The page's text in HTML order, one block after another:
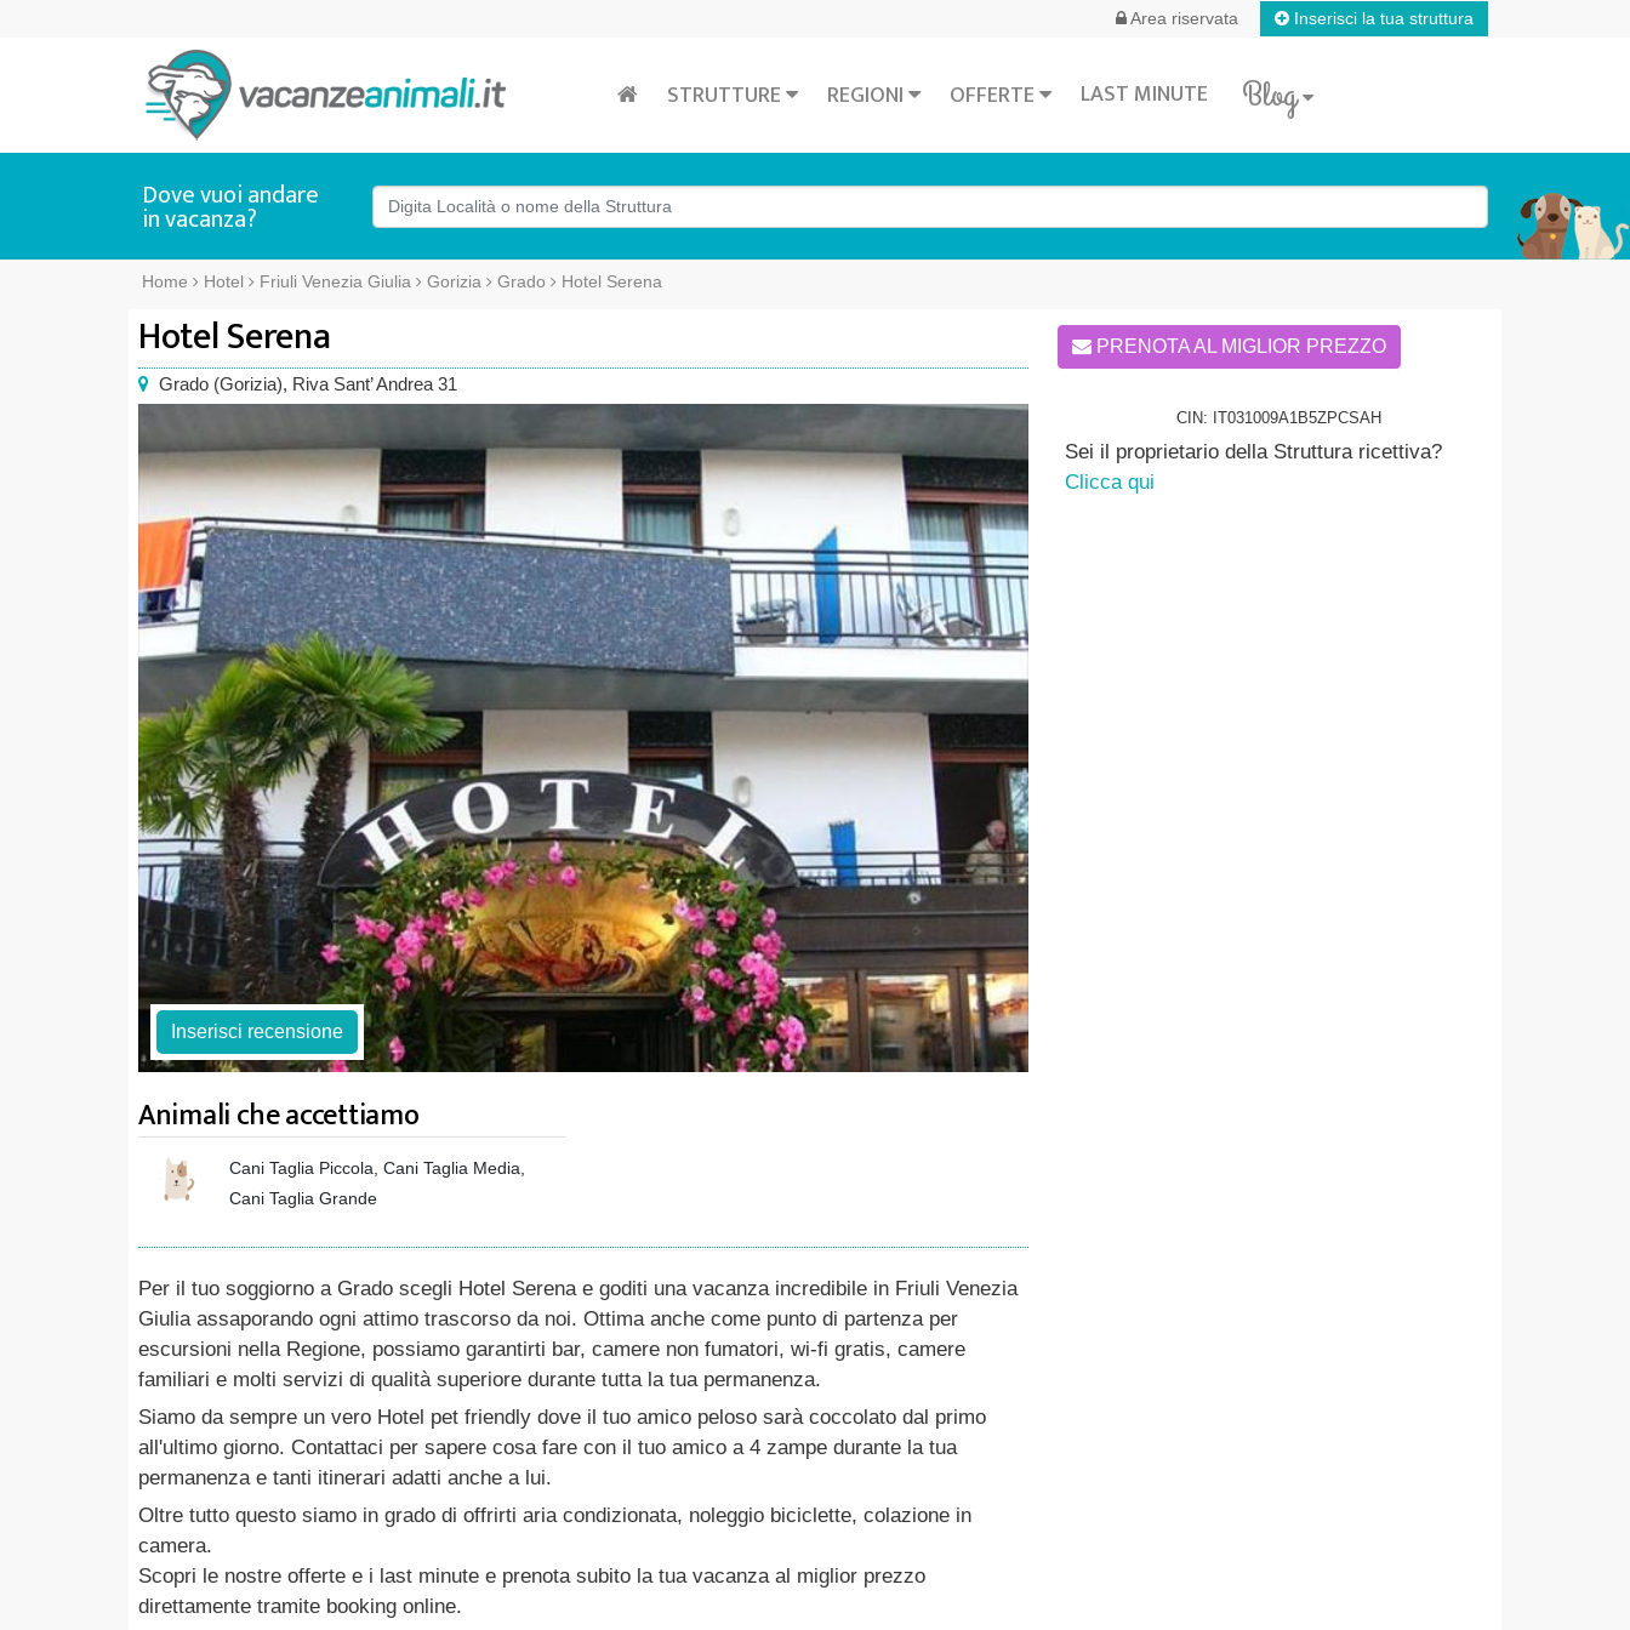
Area riservata Inserisci la tua struttura
STRUTTURE REGIONI OFFERTE LAST MINUTE Blog
Dove vuoi andare
in vacanza?
Home Hotel Friuli Venezia Giulia Gorizia Grado Hotel Serena
Hotel Serena
Grado (Gorizia), Riva Sant’ Andrea 31
Inserisci recensione
Animali che accettiamo
Cani Taglia Piccola, Cani Taglia Media,
Cani Taglia Grande
Per il tuo soggiorno a Grado scegli Hotel Serena e goditi una vacanza incredibile in Friuli Venezia
Giulia assaporando ogni attimo trascorso da noi. Ottima anche come punto di partenza per
escursioni nella Regione, possiamo garantirti bar, camere non fumatori, wi-fi gratis, camere
familiari e molti servizi di qualità superiore durante tutta la tua permanenza.
Siamo da sempre un vero Hotel pet friendly dove il tuo amico peloso sarà coccolato dal primo
all'ultimo giorno. Contattaci per sapere cosa fare con il tuo amico a 4 zampe durante la tua
permanenza e tanti itinerari adatti anche a lui.
Oltre tutto questo siamo in grado di offrirti aria condizionata, noleggio biciclette, colazione in
camera.
Scopri le nostre offerte e i last minute e prenota subito la tua vacanza al miglior prezzo
direttamente tramite booking online.
PRENOTA AL MIGLIOR PREZZO
CIN: IT031009A1B5ZPCSAH
Sei il proprietario della Struttura ricettiva?
Clicca qui